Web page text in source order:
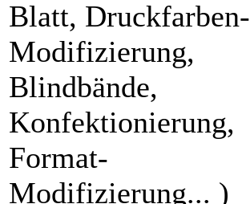
Blatt, Druckfarben-
Modifizierung,
Blindbände,
Konfektionierung,
Format-
Modifizierung... )